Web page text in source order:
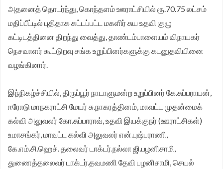
அதனைத் தொடர்ந்து, கொந்தளம் ஊராட்சியில் ரூ.70.75 லட்சம்
மதிப்பீட்டில் புதிதாக கட்டப்பட்ட மகளிர் சுய உதவி குழு
கட்டிடத்தினை திறந்து வைத்து, தாண்டம்பாளையம் விநாயகர்
நெசவாளர் கூட்டுறவு சங்க உறுப்பினர்களுக்கு கடனுதவியினை
வழங்கினார்.
இந்நிகழ்ச்சியில், திருப்பூர் நாடாளுமன்ற உறுப்பினர் கே.சுப்பராயன்,
ஈரோடு மாநகராட்சி மேயர் சு.நாகரத்தினம், மாவட்ட முதன்மைக்
கல்வி அலுவலர் கோ.சுப்பாராவ், உதவி இயக்குநர் (ஊராட்சிகள்)
உமாசங்கர், மாவட்ட கல்வி அலுவலர் என்.புஷ்பராணி,
கே.எம்.சி.ஹெச். தலைவர் டாக்டர்.நல்லா ஜி.பழனிசாமி,
துணைத்தலைவர் டாக்டர்.தவமணி தேவி பழனிசாமி, செயல்